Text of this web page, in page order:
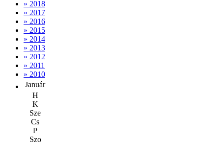
» 2018
» 2017
» 2016
» 2015
» 2014
» 2013
» 2012
» 2011
» 2010
Január
H
K
Sze
Cs
P
Szo